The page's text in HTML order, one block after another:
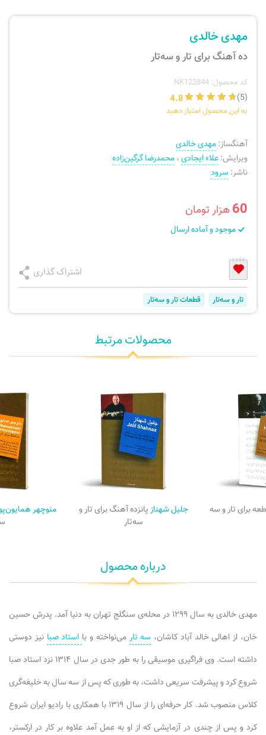
نی، فلوت، سازهای بادی
ارسال سفارش
مهدی خالدی
ده آهنگ برای تار و سه‌تار
کد محصول: NK122844
(5)
4.8
به این محصول امتیاز دهید
آهنگساز:مهدی خالدی
ویرایش:علاء ایجادی،محمدرضا گرگین‌زاده
ناشر: سرود
60هزار تومان
موجود و آماده ارسال
اشتراک گذاری
تار و سه‌تار قطعات تار و سه‌تار
محصولات مرتبط
قطعه برای تار و سه جلیل شهناز پانزده آهنگ برای تار و
سه‌تار
منوچهر
درباره محصول
مهدی خالدی به سال ۱۲۹۹ در محله‌ی سنگلج تهران به دنیا آمد. پدرش حسین
خان، از اهالی خالد آباد کاشان، سه تار می‌نواخته و با استاد صبا نیز دوستی
داشته است. وی فراگیری موسیقی را به طور جدی در سال ۱۳۱۴ نزد استاد صبا
شروع کرد و پیشرفت سریعی داشت، به طوری که پس از سه سال به خلیفه‌گری
کلاس منصوب شد. کار حرفه‌ای را از سال ۱۳۱۹ با همکاری با رادیو ایران شروع
کرد و پس از چندی در آزمایشی که از او به عمل آمد علاوه بر کار در ارکستر،